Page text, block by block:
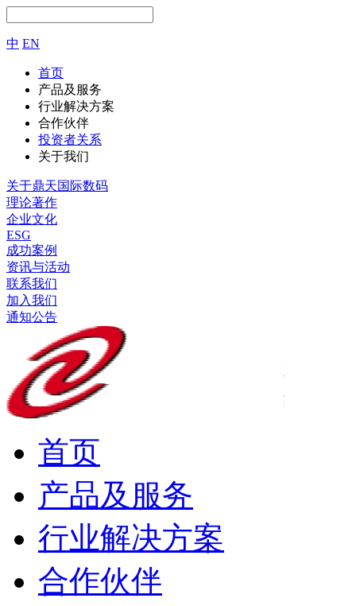
中 EN
首页
产品及服务
行业解决方案
合作伙伴
投资者关系
关于我们
关于鼎天国际数码
理论著作
企业文化
ESG
成功案例
资讯与活动
联系我们
加入我们
通知公告
首页
产品及服务
行业解决方案
合作伙伴